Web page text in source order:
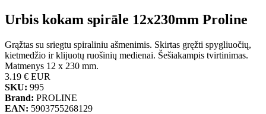
Urbis kokam spirāle 12x230mm Proline
Grąžtas su sriegtu spiraliniu ašmenimis. Skirtas gręžti spygliuočių,
kietmedžio ir klijuotų ruošinių medienai. Šešiakampis tvirtinimas.
Matmenys 12 x 230 mm.
3.19 € EUR
SKU: 995
Brand: PROLINE
EAN: 5903755268129